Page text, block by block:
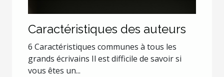
Caractéristiques des auteurs
6 Caractéristiques communes à tous les
grands écrivains Il est difficile de savoir si
vous êtes un...